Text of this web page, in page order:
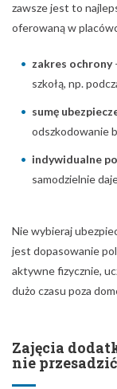
zawsze jest to
oferowaną w
zakres ochrony
szkołą, np.
sumę
odszkodowanie
indywidualne
samodzielnie
Nie wybieraj
jest dopasowanie
aktywne fizycznie,
dużo czasu poza
Zajęcia
nie